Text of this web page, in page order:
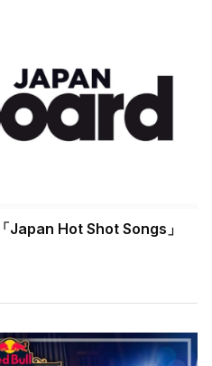
Japan Hot Shot Songs」